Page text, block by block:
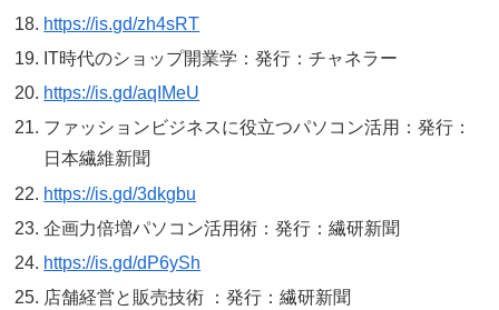
https://is.gd/zh4sRT
IT時代のショップ開業学：発行：チャネラー
https://is.gd/aqIMeU
ファッションビジネスに役立つパソコン活用：発行：
日本繊維新聞
https://is.gd/3dkgbu
企画力倍増パソコン活用術：発行：繊研新聞
https://is.gd/dP6ySh
店舗経営と販売技術 ：発行：繊研新聞